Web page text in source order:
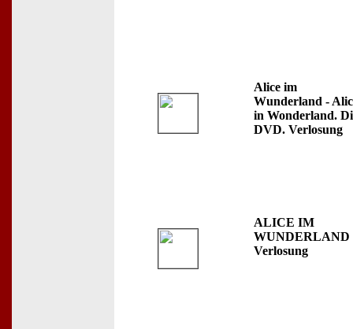
Alice im
Wunderland -
in Wonderland.
DVD. Verlosung
ALICE IM
WUNDERLAND
Verlosung